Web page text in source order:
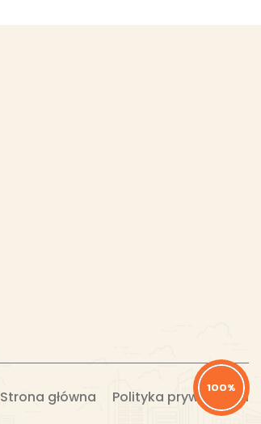
100%
Strona główna Polityka prywatności